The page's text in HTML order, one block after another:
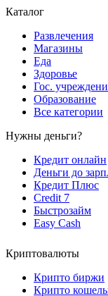
Каталог
Развлечения
Магазины
Еда
Здоровье
Гос.
Образование
Все категории
Нужны деньги?
Кредит онлайн
Деньги до
Кредит Плюс
Credit 7
Быстрозайм
Easy Cash
Криптовалюты
Крипто биржи
Крипто